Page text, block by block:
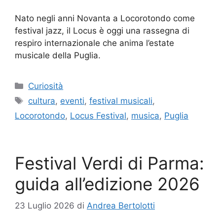
Nato negli anni Novanta a Locorotondo come
festival jazz, il Locus è oggi una rassegna di
respiro internazionale che anima l’estate
musicale della Puglia.
Categorie
Curiosità
Tag
cultura, eventi,festival musicali,
Locorotondo, Locus Festival, musica, Puglia
Festival Verdi di Parma:
guida all’edizione 2026
23 Luglio 2026 di Andrea Bertolotti